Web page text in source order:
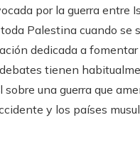
por la guerra entre
Palestina cuando se
dedicada a
tienen
una guerra que
y los países